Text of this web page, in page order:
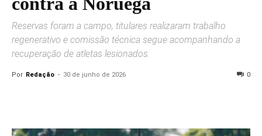
Reservas foram a campo, titulares realizaram trabalho
regenerativo e comissão técnica segue acompanhando a
recuperação de atletas lesionados.
Por Redação - 30 de junho de 2026 0